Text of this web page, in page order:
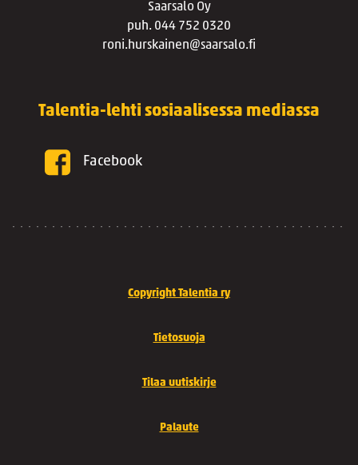
Saarsalo Oy
puh. 044 752 0320
roni.hurskainen@saarsalo.fi
Talentia-lehti sosiaalisessa mediassa
Facebook
Copyright Talentia ry
Tietosuoja
Tilaa uutiskirje
Palaute